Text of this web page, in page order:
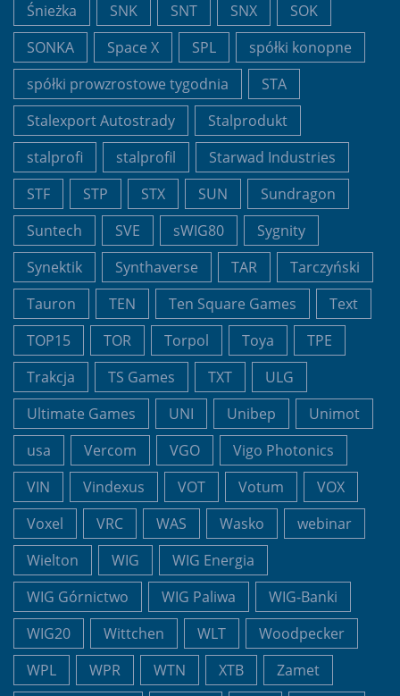
Śnieżka
SNK SNT SNX
SOK
SONKA
Space X SPL
spółki konopne
spółki prowzrostowe tygodnia
STA
Stalexport Autostrady
Stalprodukt
stalprofi
stalprofil
Starwad Industries
STF
STP STX SUN
Sundragon
Suntech
SVE sWIG80
Sygnity
Synektik
Synthaverse TAR
Tarczyński
Tauron
TEN Ten Square Games
Text
TOP15
TOR Torpol Toya
TPE
Trakcja
TS Games TXT
ULG
Ultimate Games
UNI Unibep
Unimot
usa
Vercom VGO
Vigo Photonics
VIN
Vindexus VOT Votum
VOX
Voxel
VRC WAS Wasko
webinar
Wielton
WIG
WIG Energia
WIG Górnictwo
WIG Paliwa
WIG-Banki
WIG20
Wittchen WLT
Woodpecker
WPL
WPR WTN XTB
Zamet